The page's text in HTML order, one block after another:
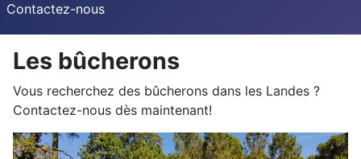
Contactez-nous
Les bûcherons
Vous recherchez des bûcherons dans les Landes ?
Contactez-nous dès maintenant!